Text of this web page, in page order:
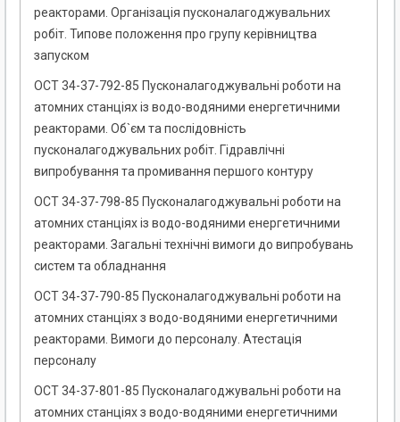
реакторами. Організація пусконалагоджувальних
робіт. Типове положення про групу керівництва
запуском
ОСТ 34-37-792-85 Пусконалагоджувальні роботи на
атомних станціях із водо-водяними енергетичними
реакторами. Об`єм та послідовність
пусконалагоджувальних робіт. Гідравлічні
випробування та промивання першого контуру
ОСТ 34-37-798-85 Пусконалагоджувальні роботи на
атомних станціях із водо-водяними енергетичними
реакторами. Загальні технічні вимоги до випробувань
систем та обладнання
ОСТ 34-37-790-85 Пусконалагоджувальні роботи на
атомних станціях з водо-водяними енергетичними
реакторами. Вимоги до персоналу. Атестація
персоналу
ОСТ 34-37-801-85 Пусконалагоджувальні роботи на
атомних станціях з водо-водяними енергетичними